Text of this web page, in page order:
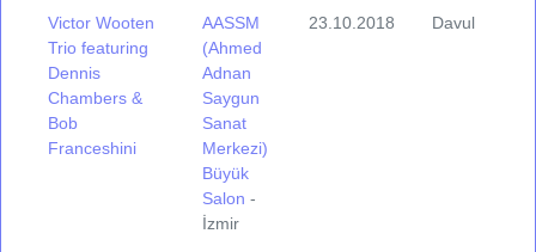
Victor Wooten
Trio featuring
Dennis
Chambers &
Bob
Franceshini
AASSM
(Ahmed
Adnan
Saygun
Sanat
Merkezi)
Büyük
Salon -
İzmir
23.10.2018 Davul